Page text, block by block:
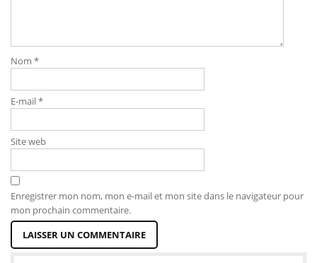
Nom *
E-mail*
Site web
Enregistrer mon nom, mon e-mail et mon site dans le navigateur pour
mon prochain commentaire.